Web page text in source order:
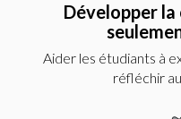
Développer la
Aider les étudiants à
réfléchir